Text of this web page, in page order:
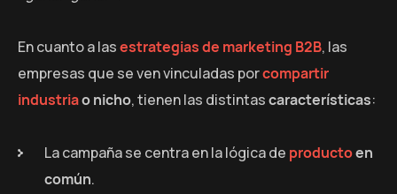
En cuanto a lasestrategias de marketing B2B, las
empresas que se ven vinculadas porcompartir
industriao nicho, tienen las distintascaracterísticas:
La campaña se centra en la lógica de productoen
común.